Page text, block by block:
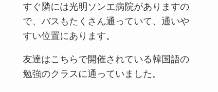
すぐ隣には光明ソンエ病院がありますの
で、バスもたくさん通っていて、通いや
すい位置にあります。
友達はこちらで開催されている韓国語の
勉強のクラスに通っていました。